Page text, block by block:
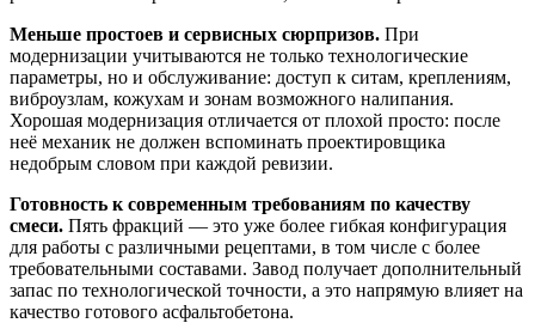
Меньше простоев и сервисных сюрпризов. При
модернизации учитываются не только технологические
параметры, но и обслуживание: доступ к ситам, креплениям,
виброузлам, кожухам и зонам возможного налипания.
Хорошая модернизация отличается от плохой просто: после
неё механик не должен вспоминать проектировщика
недобрым словом при каждой ревизии.
Готовность к современным требованиям по качеству
смеси. Пять фракций — это уже более гибкая конфигурация
для работы с различными рецептами, в том числе с более
требовательными составами. Завод получает дополнительный
запас по технологической точности, а это напрямую влияет на
качество готового асфальтобетона.